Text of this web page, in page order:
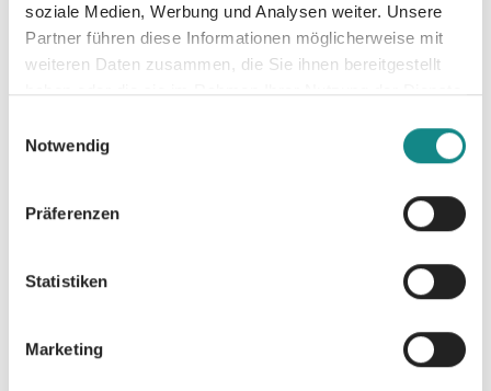
soziale Medien, Werbung und Analysen weiter. Unsere
Partner führen diese Informationen möglicherweise mit
weiteren Daten zusammen, die Sie ihnen bereitgestellt
haben oder die sie im Rahmen Ihrer Nutzung der Dienste
Notwendig
Präferenzen
Statistiken
Marketing
Informationen